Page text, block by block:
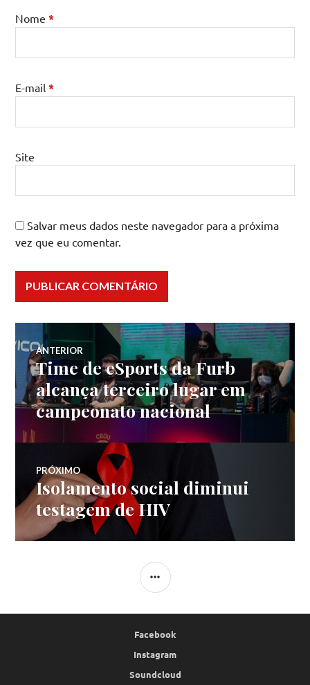
Nome*
E-mail*
Site
Salvar meus dados neste navegador para a próxima
vez que eu comentar.
Navegação
de
Post
ANTERIOR
Post
anterior:
Time de eSports da Furb
alcança terceiro lugar em
campeonato nacional
PRÓXIMO
Próximo
post:
Isolamento social diminui
testagem de HIV
LATERAL
Facebook
Instagram
Soundcloud